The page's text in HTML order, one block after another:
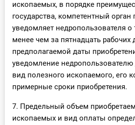
ископаемых, в порядке
государства, компетентный
уведомляет недропользователя
менее чем за пятнадцать рабочих
предполагаемой даты
уведомление
вид полезного ископаемого, его
примерные сроки приобретения.
7. Предельный объем
ископаемых и вид оплаты